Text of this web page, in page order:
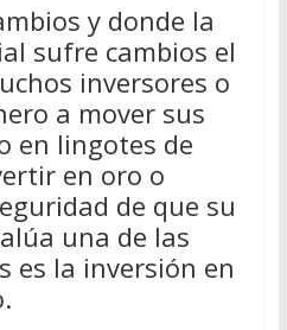
y donde la
sufre cambios el
inversores o
a mover sus
en lingotes de
en oro o
de que su
una de las
es la inversión en